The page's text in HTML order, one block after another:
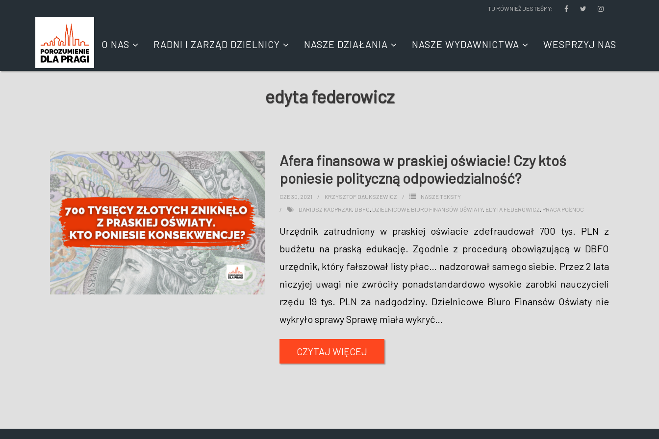
TU RÓWNIEŻ JESTEŚMY:
O NAS RADNI I ZARZĄD DZIELNICY NASZE DZIAŁANIA NASZE WYDAWNICTWA WESPRZYJ NAS
edyta federowicz
Afera finansowa w praskiej oświacie! Czy ktoś
poniesie polityczną odpowiedzialność?
CZE 30, 2021 KRZYSZTOF DAUKSZEWICZ
NASZE TEKSTY
DARIUSZ KACPRZAK, DBFO, DZIELNICOWE BIURO FINANSÓW OŚWIATY, EDYTA FEDEROWICZ, PRAGA PÓŁNOC
Urzędnik zatrudniony w praskiej oświacie zdefraudował 700 tys. PLN z
budżetu na praską edukację. Zgodnie z procedurą obowiązującą w DBFO
urzędnik, który fałszował listy płac… nadzorował samego siebie. Przez 2 lata
niczyjej uwagi nie zwróciły ponadstandardowo wysokie zarobki nauczycieli
rzędu 19 tys. PLN za nadgodziny. Dzielnicowe Biuro Finansów Oświaty nie
wykryło sprawy Sprawę miała wykryć…
CZYTAJ WIĘCEJ